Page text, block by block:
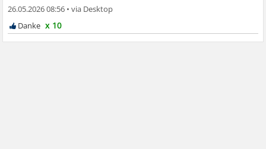
26.05.2026 08:56 •
x 10